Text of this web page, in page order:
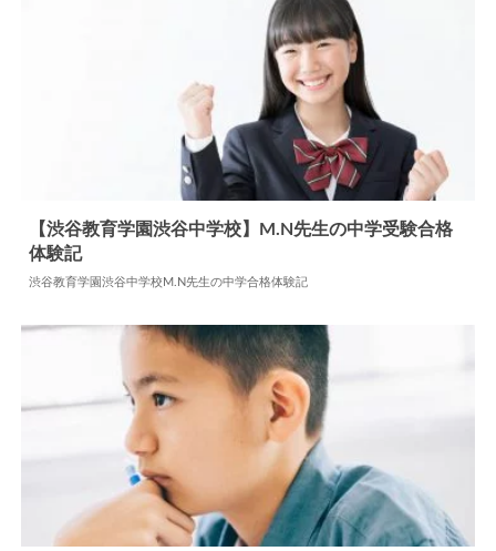
中学合格体験記
【渋谷教育学園渋谷中学校】M.N先生の中学受験合格
体験記
渋谷教育学園渋谷中学校M.N先生の中学合格体験記